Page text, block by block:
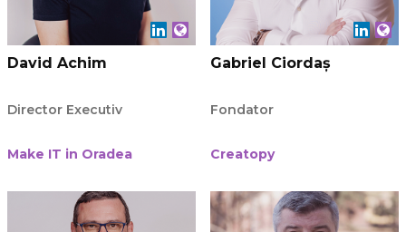
David Achim
Director Executiv
Make IT in Oradea
Gabriel Ciordaș
Fondator
Creatopy